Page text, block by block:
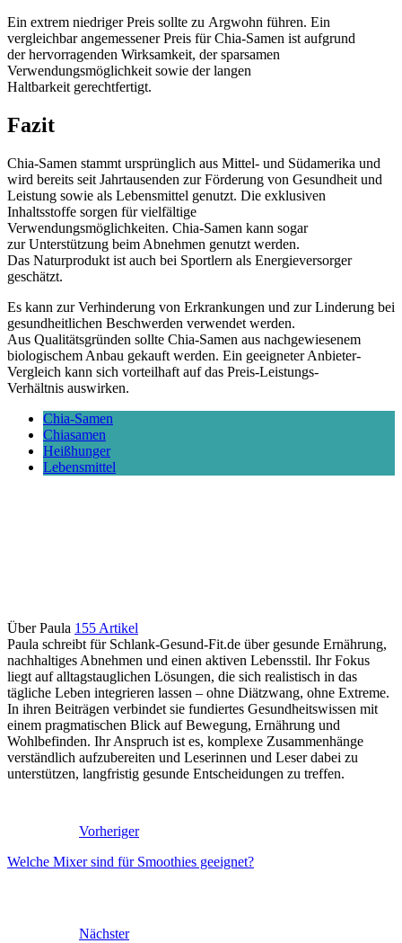
Ein extrem niedriger Preis sollte zu Argwohn führen. Ein
vergleichbar angemessener Preis für Chia-Samen ist aufgrund
der hervorragenden Wirksamkeit, der sparsamen
Verwendungsmöglichkeit sowie der langen
Haltbarkeit gerechtfertigt.
Fazit
Chia-Samen stammt ursprünglich aus Mittel- und Südamerika und
wird bereits seit Jahrtausenden zur Förderung von Gesundheit und
Leistung sowie als Lebensmittel genutzt. Die exklusiven
Inhaltsstoffe sorgen für vielfältige
Verwendungsmöglichkeiten. Chia-Samen kann sogar
zur Unterstützung beim Abnehmen genutzt werden.
Das Naturprodukt ist auch bei Sportlern als Energieversorger
geschätzt.
Es kann zur Verhinderung von Erkrankungen und zur Linderung bei
gesundheitlichen Beschwerden verwendet werden.
Aus Qualitätsgründen sollte Chia-Samen aus nachgewiesenem
biologischem Anbau gekauft werden. Ein geeigneter Anbieter-
Vergleich kann sich vorteilhaft auf das Preis-Leistungs-
Verhältnis auswirken.
Chia-Samen
Chiasamen
Heißhunger
Lebensmittel
Über Paula 155 Artikel
Paula schreibt für Schlank-Gesund-Fit.de über gesunde Ernährung,
nachhaltiges Abnehmen und einen aktiven Lebensstil. Ihr Fokus
liegt auf alltagstauglichen Lösungen, die sich realistisch in das
tägliche Leben integrieren lassen – ohne Diätzwang, ohne Extreme.
In ihren Beiträgen verbindet sie fundiertes Gesundheitswissen mit
einem pragmatischen Blick auf Bewegung, Ernährung und
Wohlbefinden. Ihr Anspruch ist es, komplexe Zusammenhänge
verständlich aufzubereiten und Leserinnen und Leser dabei zu
unterstützen, langfristig gesunde Entscheidungen zu treffen.
Vorheriger
Welche Mixer sind für Smoothies geeignet?
Nächster